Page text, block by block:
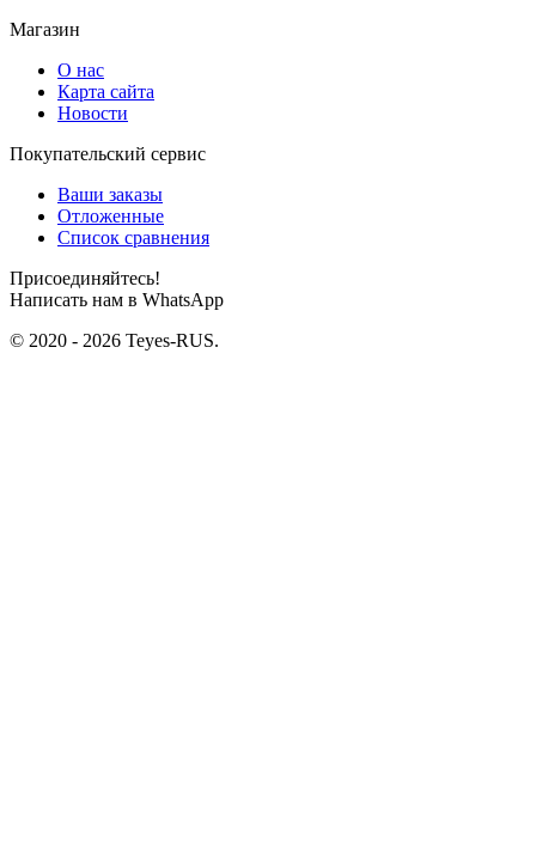
Магазин
О нас
Карта сайта
Новости
Покупательский сервис
Ваши заказы
Отложенные
Список сравнения
Присоединяйтесь!
Написать нам в WhatsApp
© 2020 - 2026 Teyes-RUS.